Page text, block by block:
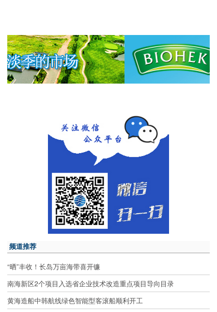
频道推荐
“晒”丰收！长岛万亩海带喜开镰
南海新区2个项目入选省企业技术改造重点项目导向目录
黄海造船中韩航线绿色智能型客滚船顺利开工